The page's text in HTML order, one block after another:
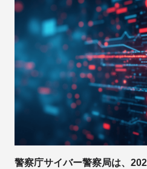
警察庁サイバー警察局は、